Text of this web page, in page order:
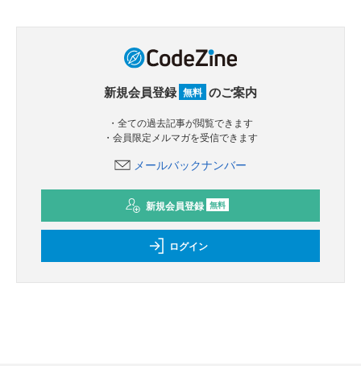
新規会員登録 無料 のご案内
・全ての過去記事が閲覧できます
・会員限定メルマガを受信できます
メールバックナンバー
新規会員登録 無料
ログイン